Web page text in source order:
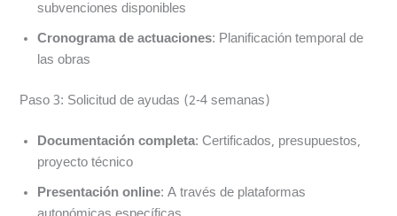
subvenciones disponibles
Cronograma de actuaciones: Planificación temporal de
las obras
Paso 3: Solicitud de ayudas (2-4 semanas)
Documentación completa: Certificados, presupuestos,
proyecto técnico
Presentación online: A través de plataformas